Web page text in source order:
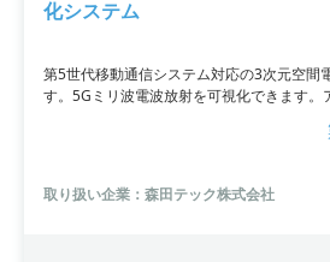
化システム
第5世代移動通信システム対応の3次元空間
す。5Gミリ波電波放射を可視化できます。
近距離での送受信を行う「コンパクトアン
Antennas）を可視化センサーとして活用
取り扱い企業：森田テック株式会社